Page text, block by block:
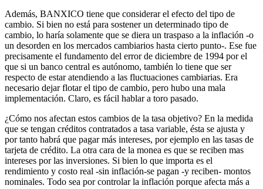
Además, BANXICO tiene que considerar el efecto del tipo de
cambio. Si bien no está para sostener un determinado tipo de
cambio, lo haría solamente que se diera un traspaso a la inflación -o
un desorden en los mercados cambiarios hasta cierto punto-. Ese fue
precisamente el fundamento del error de diciembre de 1994 por el
que si un banco central es autónomo, también lo tiene que ser
respecto de estar atendiendo a las fluctuaciones cambiarias. Era
necesario dejar flotar el tipo de cambio, pero hubo una mala
implementación. Claro, es fácil hablar a toro pasado.
¿Cómo nos afectan estos cambios de la tasa objetivo? En la medida
que se tengan créditos contratados a tasa variable, ésta se ajusta y
por tanto habrá que pagar más intereses, por ejemplo en las tasas de
tarjeta de crédito. La otra cara de la monea es que se reciben mas
intereses por las inversiones. Si bien lo que importa es el
rendimiento y costo real -sin inflación-se pagan -y reciben- montos
nominales. Todo sea por controlar la inflación porque afecta más a